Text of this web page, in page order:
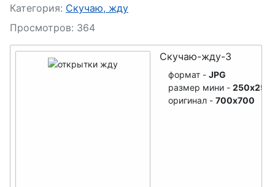
Подробности
Категория: Скучаю, жду
Просмотров: 364
Скучаю-жду-3
формат - JPG
размер мини - 250x250
оригинал - 700x700